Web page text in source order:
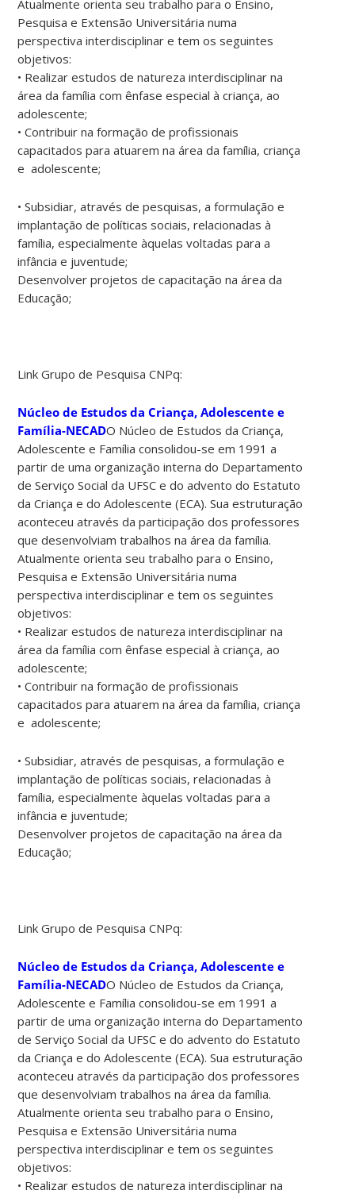
Atualmente orienta seu trabalho para o Ensino,
Pesquisa e Extensão Universitária numa
perspectiva interdisciplinar e tem os seguintes
objetivos:
• Realizar estudos de natureza interdisciplinar na
área da família com ênfase especial à criança, ao
adolescente;
• Contribuir na formação de profissionais
capacitados para atuarem na área da família, criança
e adolescente;
• Subsidiar, através de pesquisas, a formulação e
implantação de políticas sociais, relacionadas à
família, especialmente àquelas voltadas para a
infância e juventude;
Desenvolver projetos de capacitação na área da
Educação;
Link Grupo de Pesquisa CNPq:
Núcleo de Estudos da Criança, Adolescente e
Família-NECADO Núcleo de Estudos da Criança,
Adolescente e Família consolidou-se em 1991 a
partir de uma organização interna do Departamento
de Serviço Social da UFSC e do advento do Estatuto
da Criança e do Adolescente (ECA). Sua estruturação
aconteceu através da participação dos professores
que desenvolviam trabalhos na área da família.
Atualmente orienta seu trabalho para o Ensino,
Pesquisa e Extensão Universitária numa
perspectiva interdisciplinar e tem os seguintes
objetivos:
• Realizar estudos de natureza interdisciplinar na
área da família com ênfase especial à criança, ao
adolescente;
• Contribuir na formação de profissionais
capacitados para atuarem na área da família, criança
e adolescente;
• Subsidiar, através de pesquisas, a formulação e
implantação de políticas sociais, relacionadas à
família, especialmente àquelas voltadas para a
infância e juventude;
Desenvolver projetos de capacitação na área da
Educação;
Link Grupo de Pesquisa CNPq:
Núcleo de Estudos da Criança, Adolescente e
Família-NECADO Núcleo de Estudos da Criança,
Adolescente e Família consolidou-se em 1991 a
partir de uma organização interna do Departamento
de Serviço Social da UFSC e do advento do Estatuto
da Criança e do Adolescente (ECA). Sua estruturação
aconteceu através da participação dos professores
que desenvolviam trabalhos na área da família.
Atualmente orienta seu trabalho para o Ensino,
Pesquisa e Extensão Universitária numa
perspectiva interdisciplinar e tem os seguintes
objetivos:
• Realizar estudos de natureza interdisciplinar na